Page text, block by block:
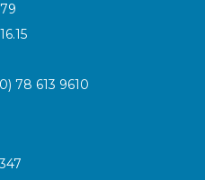
78 613 9610